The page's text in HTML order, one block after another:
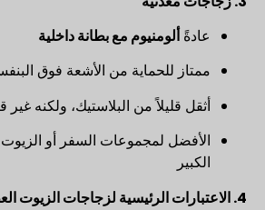
عادةًألومنيوم مع بطانة داخلية
ممتاز للحماية من الأشعة فوق
أثقل قليلاً من البلاستيك، ولكنه غير
الأفضل لمجموعات السفر أو
الكبير
4. الاعتبارات الرئيسية لزجاجات الزيوت العطرية